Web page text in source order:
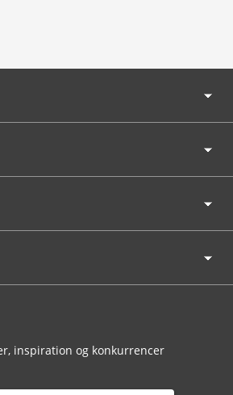
inspiration og konkurrencer